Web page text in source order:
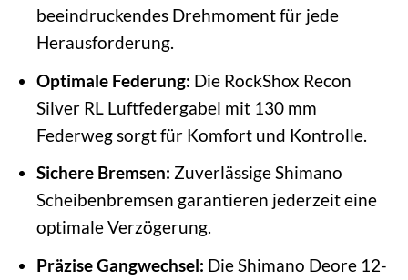
beeindruckendes Drehmoment für jede
Herausforderung.
Optimale Federung: Die RockShox Recon
Silver RL Luftfedergabel mit 130 mm
Federweg sorgt für Komfort und Kontrolle.
Sichere Bremsen: Zuverlässige Shimano
Scheibenbremsen garantieren jederzeit eine
optimale Verzögerung.
Präzise Gangwechsel: Die Shimano Deore 12-